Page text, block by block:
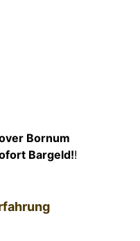
Bornum
Bargeld!!